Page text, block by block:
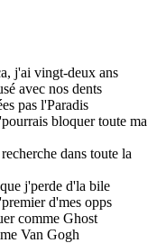
j'ai vingt-deux ans
avec nos dents
pas l'Paradis
bloquer toute ma
dans toute la
j'perde d'la bile
d'mes opps
comme Ghost
Van Gogh